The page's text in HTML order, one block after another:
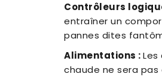
Contrôleurs
entraîner un
pannes dites
Alimentations :
chaude ne sera